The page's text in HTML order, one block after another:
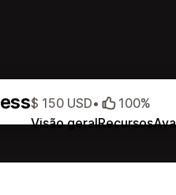
Visão geralRecursos
$ 150 USD• 100%